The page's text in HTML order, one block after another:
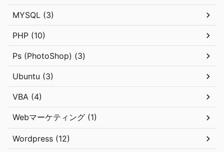
MYSQL (3)
PHP (10)
Ps (PhotoShop) (3)
Ubuntu (3)
VBA (4)
Webマーケティング (1)
Wordpress (12)